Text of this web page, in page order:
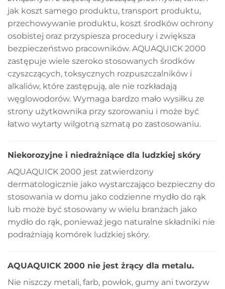
jak koszt samego produktu, transport produktu,
przechowywanie produktu, koszt środków ochrony
osobistej oraz przyspiesza procedury i zwiększa
bezpieczeństwo pracowników. AQUAQUICK 2000
zastępuje wiele szeroko stosowanych środków
czyszczących, toksycznych rozpuszczalników i
alkaliów, które zastępują, ale nie rozkładają
węglowodorów. Wymaga bardzo mało wysiłku ze
strony użytkownika przy szorowaniu i może być
łatwo wytarty wilgotną szmatą po zastosowaniu.
Niekorozyjne i niedrażniące dla ludzkiej skóry
AQUAQUICK 2000 jest zatwierdzony
dermatologicznie jako wystarczająco bezpieczny do
stosowania w domu jako codzienne mydło do rąk
lub może być stosowany w wielu branżach jako
mydło do rąk, ponieważ jego naturalne składniki nie
podrażniają komórek ludzkiej skóry.
AQUAQUICK 2000 nie jest żrący dla metalu.
Nie niszczy metali, farb, powłok, gumy ani tworzyw